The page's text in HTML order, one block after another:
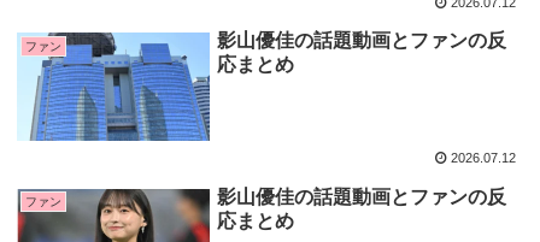
ファン
影山優佳の話題動画とファンの反
応まとめ
2026.07.12
ファン
影山優佳の話題動画とファンの反
応まとめ